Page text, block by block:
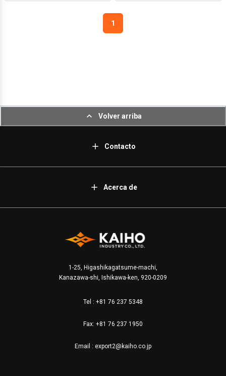
1
Volver arriba
Contacto
Acerca de
1-25, Higashikagatsume-machi,
Kanazawa-shi, Ishikawa-ken, 920-0209
Tel : +81 76 237 5348
Fax: +81 76 237 1950
Email : export2@kaiho.co.jp